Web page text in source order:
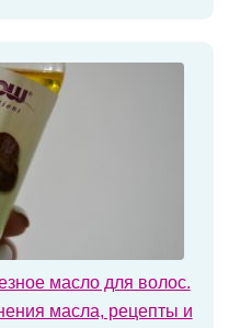
масло для волос.
масла, рецепты и